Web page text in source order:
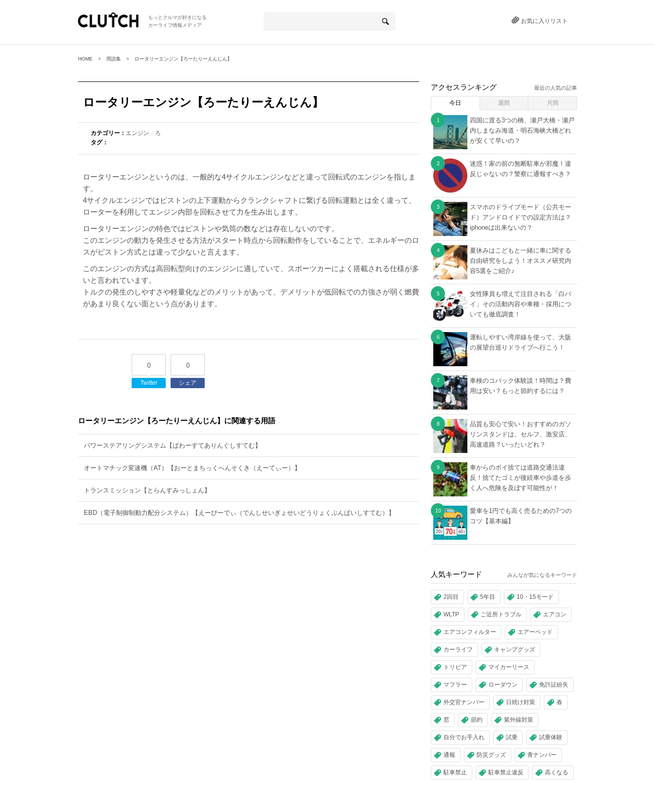
もっとクルマが好きになる
カーライフ情報メディア
お気に入りリスト
HOME 用語集 ロータリーエンジン【ろーたりーえんじん】
ロータリーエンジン【ろーたりーえんじん】
カテゴリー： エンジン ／ ろ
タグ：
ロータリーエンジンというのは、一般的な4サイクルエンジンなどと違って回転式のエンジンを指しま
す。
4サイクルエンジンではピストンの上下運動からクランクシャフトに繋げる回転運動とは全く違って、
ローターを利用してエンジン内部を回転させて力を生み出します。
ロータリーエンジンの特色ではピストンや気筒の数などは存在しないのです。
このエンジンの動力を発生させる方法がスタート時点から回転動作をしていることで、エネルギーのロ
スがピストン方式とは違って少ないと言えます。
このエンジンの方式は高回転型向けのエンジンに適していて、スポーツカーによく搭載される仕様が多
いと言われています。
トルクの発生のしやすさや軽量化などのメリットがあって、デメリットが低回転での力強さが弱く燃費
があまり良くない面という点があります。
0
Twitter
0
シェア
ロータリーエンジン【ろーたりーえんじん】に関連する用語
パワーステアリングシステム【ぱわーすてありんぐしすてむ】
オートマチック変速機（AT）【おーとまちっくへんそくき（えーてぃー）】
トランスミッション【とらんすみっしょん】
EBD（電子制御制動力配分システム）【えーびーでぃ（でんしせいぎょせいどうりょくぶんぱいしすてむ）】
アクセスランキング 最近の人気の記事
今日 週間 月間
四国に渡る3つの橋、瀬戸大橋・瀬戸
内しまなみ海道・明石海峡大橋どれ
が安くて早いの？
迷惑！家の前の無断駐車が邪魔！違
反じゃないの？警察に通報すべき？
スマホのドライブモード（公共モー
ド）アンドロイドでの設定方法は？
iphoneは出来ないの？
夏休みはこどもと一緒に車に関する
自由研究をしよう！オススメ研究内
容5選をご紹介♪
女性隊員も増えて注目される「白バ
イ」その活動内容や車種・採用につ
いても徹底調査！
運転しやすい湾岸線を使って、大阪
の展望台巡りドライブへ行こう！
車検のコバック体験談！時間は？費
用は安い？もっと節約するには？
品質も安心で安い！おすすめのガソ
リンスタンドは、セルフ、激安店、
高速道路？いったいどれ？
車からのポイ捨ては道路交通法違
反！捨てたゴミが後続車や歩道を歩
く人へ危険を及ぼす可能性が！
愛車を1円でも高く売るための7つの
コツ【基本編】
人気キーワード みんなが気になるキーワード
2回目 5年目 10・15モード
WLTP ご近所トラブル エアコン
エアコンフィルター エアーベッド
カーライフ キャンプグッズ
トリビア マイカーリース
マフラー ローダウン 免許証紛失
外交官ナンバー 日焼け対策 春
窓 節約 紫外線対策
自分でお手入れ 試乗 試乗体験
通報 防災グッズ 青ナンバー
駐車禁止 駐車禁止違反 高くなる